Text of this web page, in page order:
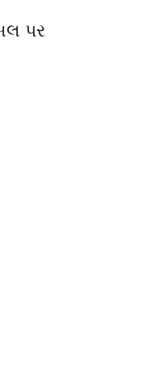
પર